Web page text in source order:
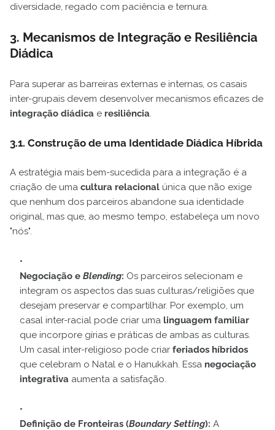
diversidade, regado com paciência e ternura.
3. Mecanismos de Integração e Resiliência
Diádica
Para superar as barreiras externas e internas, os casais
inter-grupais devem desenvolver mecanismos eficazes de
integração diádica e resiliência
3.1. Construção de uma Identidade Diádica Híbrida
A estratégia mais bem-sucedida para a integração é a
criação de uma cultura relacional única que não exige
que nenhum dos parceiros abandone sua identidade
original, mas que, ao mesmo tempo, estabeleça um novo
"nós".
Negociação e Blending: Os parceiros selecionam e
integram os aspectos das suas culturas/religiões que
desejam preservar e compartilhar. Por exemplo, um
casal inter-racial pode criar uma linguagem familiar
que incorpore gírias e práticas de ambas as culturas.
Um casal inter-religioso pode criar feriados híbridos
que celebram o Natal e o Hanukkah. Essa negociação
integrativa aumenta a satisfação.
Definição de Fronteiras (Boundary Setting): A